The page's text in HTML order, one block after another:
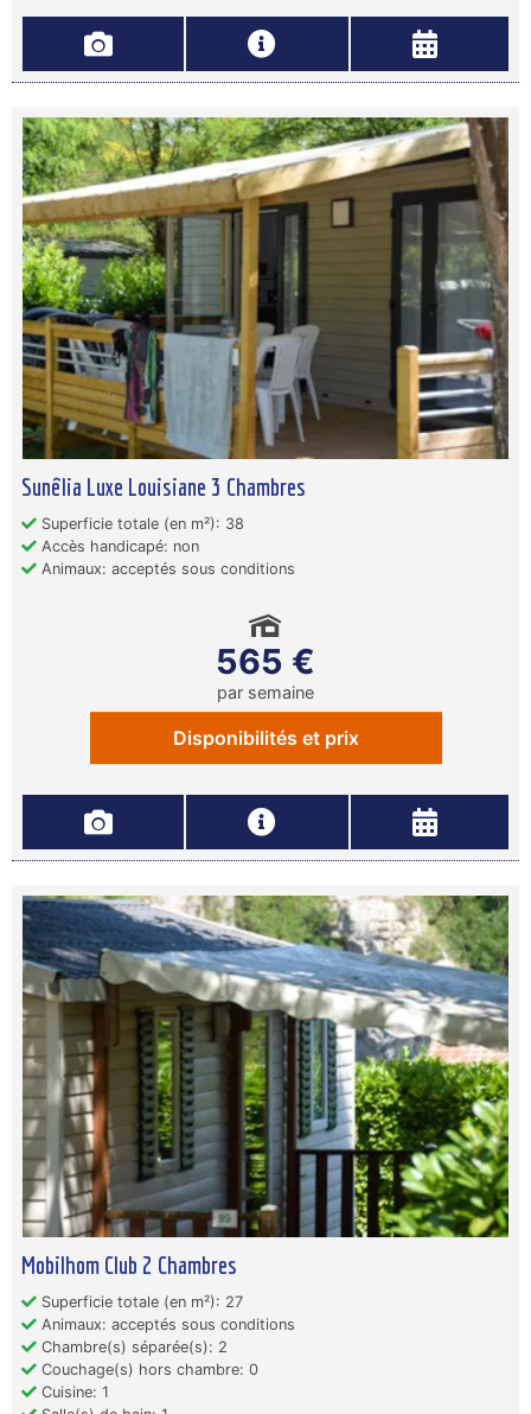
Sunêlia Luxe Louisiane 3 Chambres
Superficie totale (en m²): 38
Accès handicapé: non
Animaux: acceptés sous conditions
565 €
par semaine
Disponibilités et prix
Mobilhom Club 2 Chambres
Superficie totale (en m²): 27
Animaux: acceptés sous conditions
Chambre(s) séparée(s): 2
Couchage(s) hors chambre: 0
Cuisine: 1